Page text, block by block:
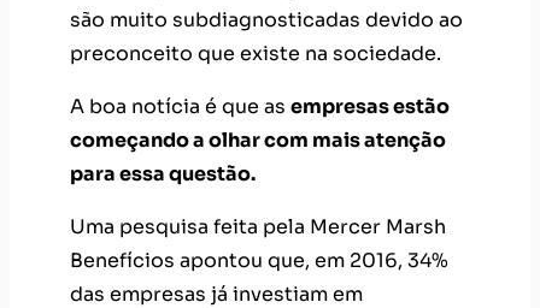
são muito subdiagnosticadas devido ao
preconceito que existe na sociedade.
A boa notícia é que as empresas estão
começando a olhar com mais atenção
para essa questão.
Uma pesquisa feita pela Mercer Marsh
Benefícios apontou que, em 2016, 34%
das empresas já investiam em